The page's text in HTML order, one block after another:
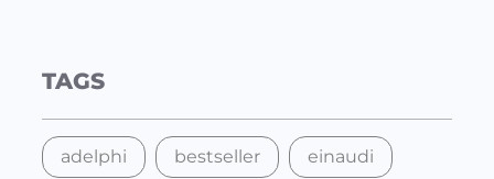
c
TAGS
adelphi bestseller einaudi